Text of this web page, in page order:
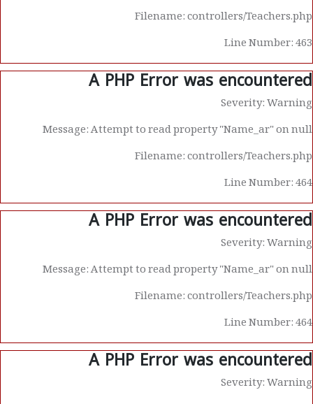
Filename: controllers/Teachers.php
Line Number: 463
A PHP Error was encountered
Severity: Warning
Message: Attempt to read property "Name_ar" on null
Filename: controllers/Teachers.php
Line Number: 464
A PHP Error was encountered
Severity: Warning
Message: Attempt to read property "Name_ar" on null
Filename: controllers/Teachers.php
Line Number: 464
A PHP Error was encountered
Severity: Warning